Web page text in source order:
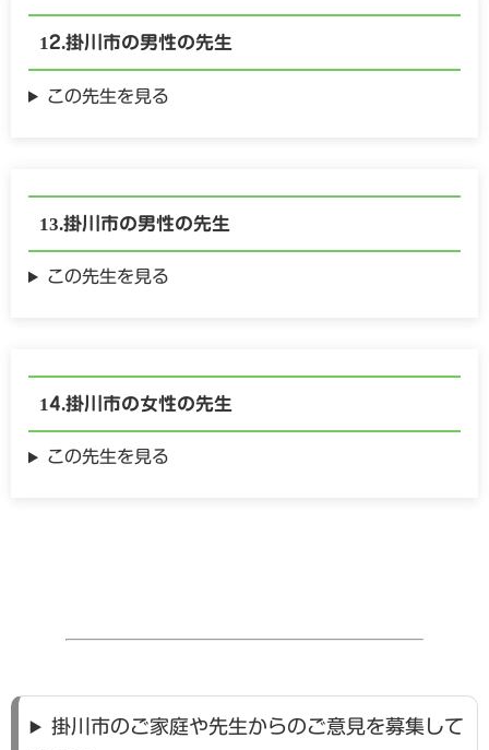
掛川市の男性の先生
この先生を見る
掛川市の男性の先生
この先生を見る
掛川市の女性の先生
この先生を見る
掛川市のご家庭や先生からのご意見を募集して